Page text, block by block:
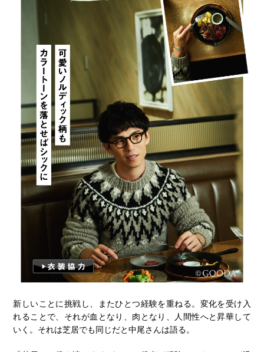
新しいことに挑戦し、またひとつ経験を重ねる。変化を受け入
れることで、それが血となり、肉となり、人間性へと昇華して
いく。それは芝居でも同じだと中尾さんは語る。